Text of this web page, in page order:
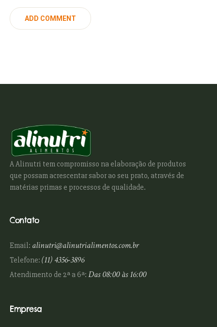
A Alinutri tem compromisso na elaboração de produtos
que possam acrescentar sabor ao seu prato, através de
matérias primas e processos de qualidade.
Contato
Email: alinutri@alinutrialimentos.com.br
Telefone:(11) 4356-3896
Atendimento de 2ª a 6ª:Das 08:00 às 16:00
Empresa